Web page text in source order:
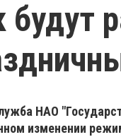
будут
НАО
изменении